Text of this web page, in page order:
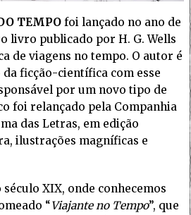
TEMPO foi lançado no ano de
livro publicado por H. G. Wells
de viagens no tempo. O autor é
ficção-científica com esse
por um novo tipo de
foi relançado pela Companhia
das Letras, em edição
ilustrações magníficas e
XIX, onde conhecemos
“Viajante no Tempo”, que